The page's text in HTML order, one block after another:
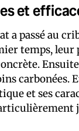
et
a passé au
temps, leur
carbonées.
et ses